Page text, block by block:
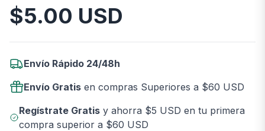
Información del Producto
$5.00 USD
Envío Rápido 24/48h
Envío Gratis en compras Superiores a $60 USD
Regístrate Gratisy ahorra $5 USD en tu primera
compra superior a $60 USD